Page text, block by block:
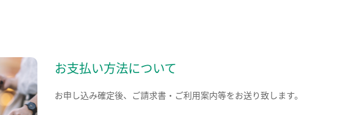
お支払い方法について
お申し込み確定後、ご請求書・ご利用案内等をお送り致します。